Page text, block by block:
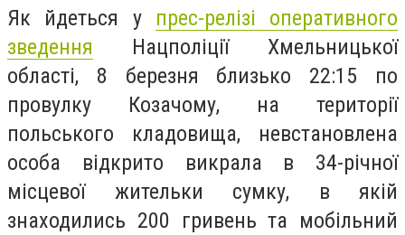
Як йдеться у прес-релізі оперативного
зведення Нацполіції Хмельницької
області, 8 березня близько 22:15 по
провулку Козачому, на території
польського кладовища, невстановлена
особа відкрито викрала в 34-річної
місцевої жительки сумку, в якій
знаходились 200 гривень та мобільний